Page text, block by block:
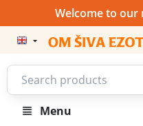
Welcome to our
Menu